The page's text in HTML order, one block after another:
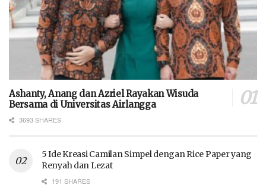
Ashanty, Anang dan Azriel Rayakan Wisuda
Bersama di Universitas Airlangga
3693 SHARES
5 Ide Kreasi Camilan Simpel dengan Rice Paper yang
Renyah dan Lezat
191 SHARES